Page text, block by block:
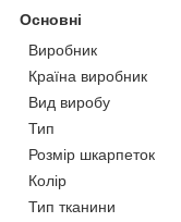
Основні
Виробник
Країна виробник
Вид виробу
Тип
Розмір шкарпеток
Колір
Тип тканини